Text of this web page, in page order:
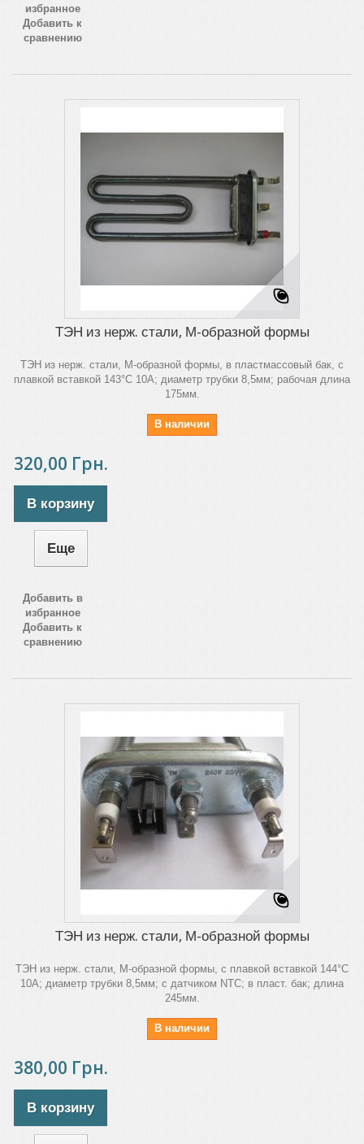
избранное
Добавить к
сравнению
ТЭН из нерж. стали, М-образной формы
ТЭН из нерж. стали, М-образной формы, в пластмассовый бак, с
плавкой вставкой 143°C 10A; диаметр трубки 8,5мм; рабочая длина
175мм.
В наличии
320,00 Грн.
В корзину
Еще
Добавить в
избранное
Добавить к
сравнению
ТЭН из нерж. стали, М-образной формы
ТЭН из нерж. стали, М-образной формы, с плавкой вставкой 144°C
10A; диаметр трубки 8,5мм; с датчиком NTC; в пласт. бак; длина
245мм.
В наличии
380,00 Грн.
В корзину